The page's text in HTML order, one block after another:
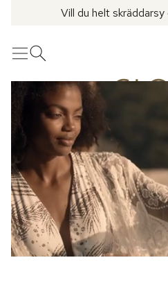
Vill du helt skräddarsy
MenyÖppna sök
Se fler bilder